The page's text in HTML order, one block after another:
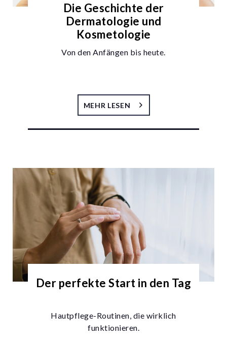
Die Geschichte der
Dermatologie und
Kosmetologie
Von den Anfängen bis heute.
MEHR LESEN
Der perfekte Start in den Tag
Hautpflege-Routinen, die wirklich
funktionieren.